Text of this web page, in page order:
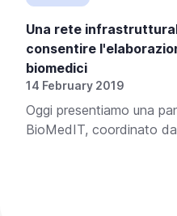
Una rete
consentire
biomedici
14 February 2019
Oggi presentiamo una
BioMedIT, coordinato